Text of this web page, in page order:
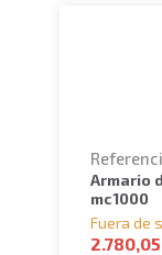
armario de maduración de carne inox
mc1000
Fuera de